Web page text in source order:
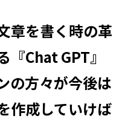
章を書く時の革
Chat GPT』
の方々が今後は
作成していけば